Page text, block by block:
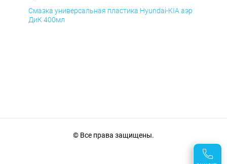
Смазка универсальная пластика Hyundai-KIA аэр
ДиК 400мл
© Все права защищены.